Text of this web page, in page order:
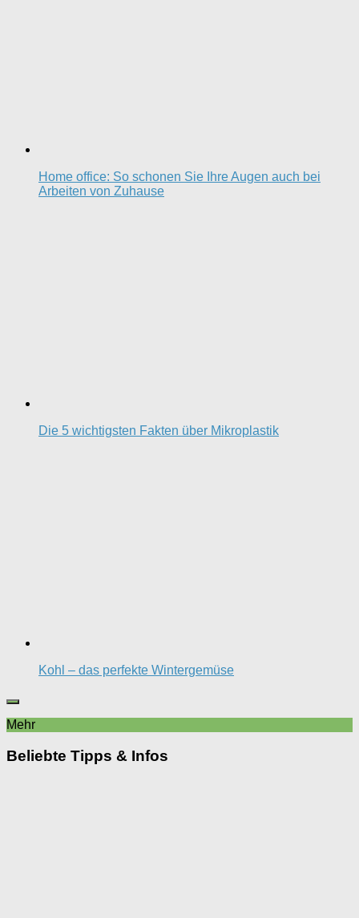
Home office: So schonen Sie Ihre Augen auch bei
Arbeiten von Zuhause
Die 5 wichtigsten Fakten über Mikroplastik
Kohl – das perfekte Wintergemüse
Mehr
Beliebte Tipps & Infos